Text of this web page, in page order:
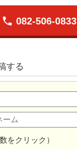
phone 082-506-0833
する
をクリック）